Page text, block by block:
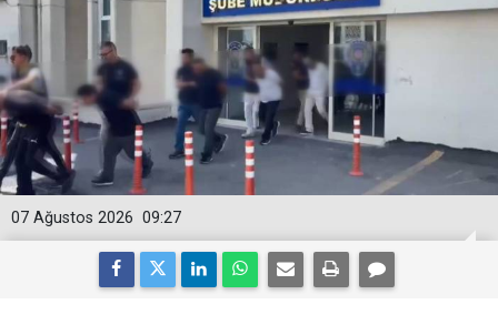
09:27
07 Ağustos 2026